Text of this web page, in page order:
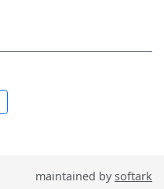
maintained bysoftark